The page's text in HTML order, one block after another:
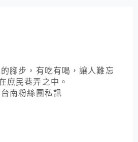
腳步，有吃有喝，讓人難忘
庶民巷弄之中。
南粉絲團私訊